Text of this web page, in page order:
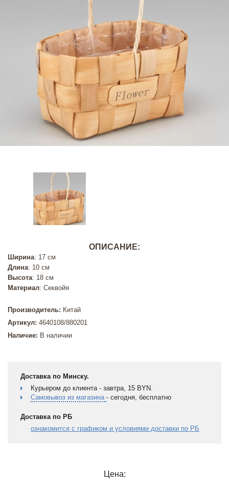
ОПИСАНИЕ:
Ширина: 17 см
Длина: 10 см
Высота: 18 см
Материал: Секвойя
Производитель: Китай
Артикул: 4640108/880201
Наличие: В наличии
Доставка по Минску.
Курьером до клиента - завтра, 15 BYN.
Самовывоз из магазина - сегодня, бесплатно
Доставка по РБ
ознакомится с графиком и условиями доставки по РБ
Цена: